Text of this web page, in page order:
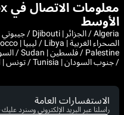
الأوسط
/ جنوب السودان | Tunisia / تونس | Chad / تشاد
الاستفسارات العامة
راسلنا عبر البريد الإلكتروني وسنرد